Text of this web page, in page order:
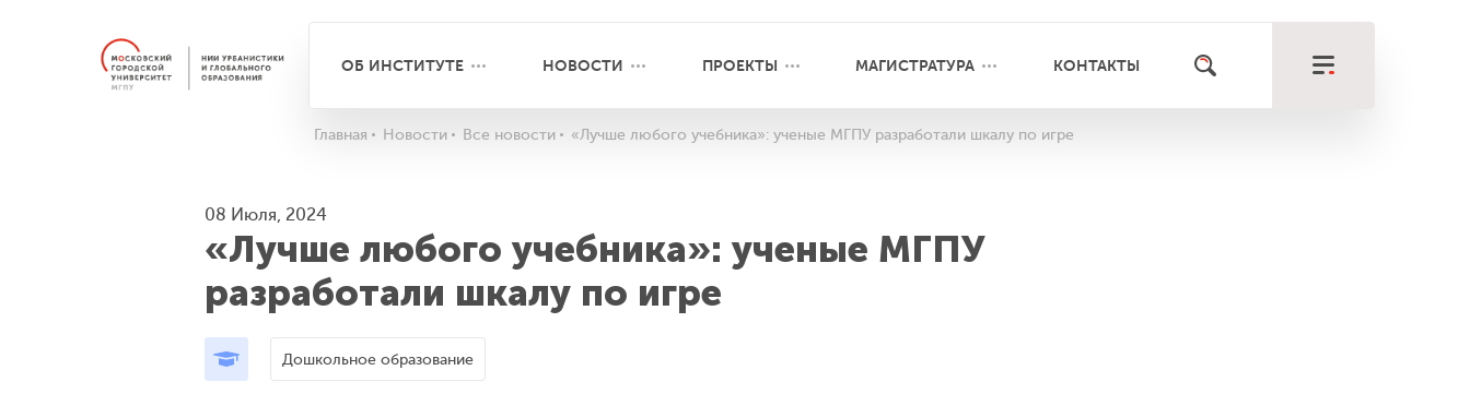
ОБ ИНСТИТУТЕ НОВОСТИ ПРОЕКТЫ МАГИСТРАТУРА КОНТАКТЫ
Главная Новости Все новости «Лучше любого учебника»: ученые МГПУ разработали шкалу по игре
08 Июля, 2024
«Лучше любого учебника»: ученые МГПУ
разработали шкалу по игре
Дошкольное образование